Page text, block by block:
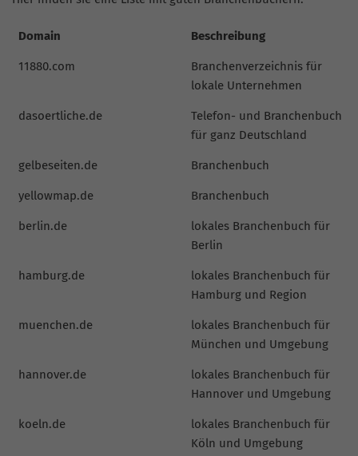
Domain Beschreibung
11880.com
Branchenverzeichnis für
lokale Unternehmen
dasoertliche.de
Telefon- und Branchenbuch
für ganz Deutschland
gelbeseiten.de Branchenbuch
yellowmap.de Branchenbuch
berlin.de
lokales Branchenbuch für
Berlin
hamburg.de
lokales Branchenbuch für
Hamburg und Region
muenchen.de
lokales Branchenbuch für
München und Umgebung
hannover.de
lokales Branchenbuch für
Hannover und Umgebung
koeln.de
lokales Branchenbuch für
Köln und Umgebung